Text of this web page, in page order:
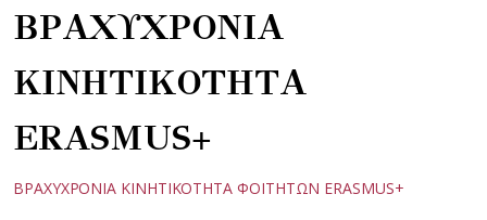
ΒΡΑΧΥΧΡΟΝΙΑ
ΚΙΝΗΤΙΚΟΤΗΤΑ
ERASMUS+
ΒΡΑΧΥΧΡΟΝΙΑ ΚΙΝΗΤΙΚΟΤΗΤΑ ΦΟΙΤΗΤΩΝ ERASMUS+